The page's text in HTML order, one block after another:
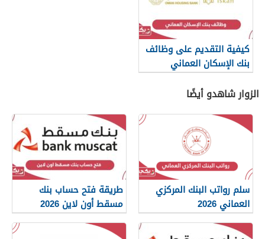
كيفية التقديم على وظائف
بنك الإسكان العماني
الزوار شاهدو أيضًا
سلم رواتب البنك المركزي
العماني 2026
طريقة فتح حساب بنك
مسقط أون لاين 2026